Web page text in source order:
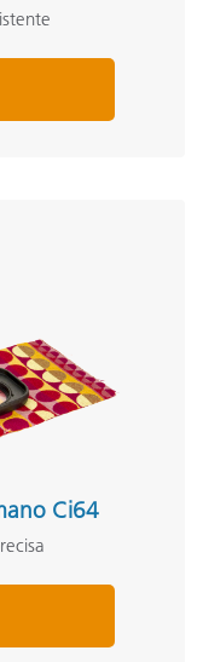
Ci64